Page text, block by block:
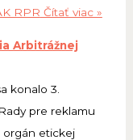
RPR Čítať viac »
Arbitrážnej
konalo 3.
pre reklamu
orgán etickej